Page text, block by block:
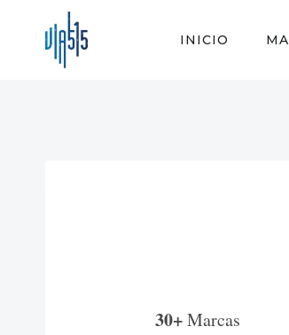
contenido
INICIO
30+Marcas